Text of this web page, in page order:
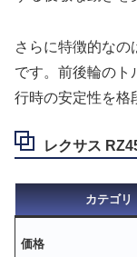
さらに特徴的な
です。前後輪のト
行時の安定性を格
レクサス
カテゴリ
価格